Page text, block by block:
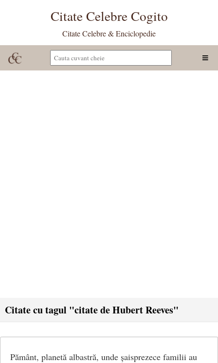
Citate Celebre Cogito
Citate Celebre & Enciclopedie
Citate cu tagul "citate de Hubert Reeves"
Pământ, planetă albastră, unde șaisprezece familii au